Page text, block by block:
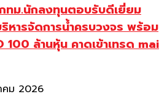
ทม.นักลงทุนตอบรับดีเยี่ยม
หารจัดการน้ำครบวงจร พร้อม
100 ล้านหุ้น คาดเข้าเทรด mai
คม 2026